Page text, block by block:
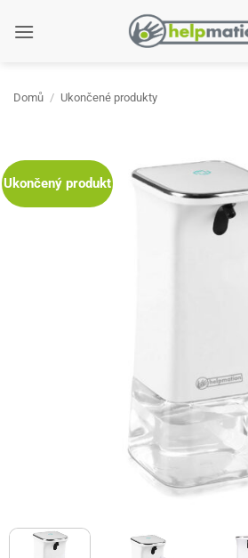
Domů / Ukončené produkty
Ukončený produkt